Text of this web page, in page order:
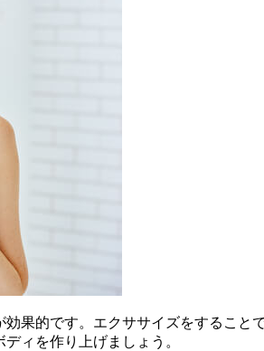
果的です。エクササイズをするこ
ィを作り上げましょう。